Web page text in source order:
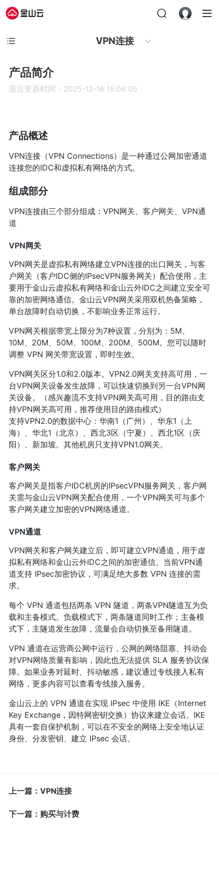
VPN连接
产品简介
最近更新时间：2025-12-16 15:06:05
产品概述
VPN连接（VPN Connections）是一种通过公网加密通道
连接您的IDC和虚拟私有网络的方式。
组成部分
VPN连接由三个部分组成：VPN网关、客户网关、VPN通
道
VPN网关
VPN网关是虚拟私有网络建立VPN连接的出口网关，与客
户网关（客户IDC侧的IPsecVPN服务网关）配合使用，主
要用于金山云虚拟私有网络和金山云外IDC之间建立安全可
靠的加密网络通信。金山云VPN网关采用双机热备策略，
单台故障时自动切换，不影响业务正常运行。
VPN网关根据带宽上限分为7种设置，分别为：5M、
10M、20M、50M、100M、200M、500M。您可以随时
调整 VPN 网关带宽设置，即时生效。
VPN网关区分1.0和2.0版本。VPN2.0网关支持高可用，一
台VPN网关设备发生故障，可以快速切换到另一台VPN网
关设备。（感兴趣流不支持VPN网关高可用，目的路由支
持VPN网关高可用，推荐使用目的路由模式）
支持VPN2.0的数据中心：华南1（广州）、华东1（上
海）、华北1（北京）、西北3区（宁夏）、西北1区（庆
阳）、新加坡。其他机房只支持VPN1.0网关。
客户网关
客户网关是指客户IDC机房的IPsecVPN服务网关，客户网
关需与金山云VPN网关配合使用，一个VPN网关可与多个
客户网关建立加密的VPN网络通道。
VPN通道
VPN网关和客户网关建立后，即可建立VPN通道，用于虚
拟私有网络和金山云外IDC之间的加密通信。当前VPN通
道支持 IPsec加密协议，可满足绝大多数 VPN 连接的需
求。
每个 VPN 通道包括两条 VPN 隧道，两条VPN隧道互为负
载和主备模式。负载模式下，两条隧道同时工作；主备模
式下，主隧道发生故障，流量会自动切换至备用隧道。
VPN 通道在运营商公网中运行，公网的网络阻塞、抖动会
对VPN网络质量有影响，因此也无法提供 SLA 服务协议保
障。如果业务对延时、抖动敏感，建议通过专线接入私有
网络，更多内容可以查看专线接入服务。
金山云上的 VPN 通道在实现 IPsec 中使用 IKE（Internet
Key Exchange，因特网密钥交换）协议来建立会话。IKE
具有一套自保护机制，可以在不安全的网络上安全地认证
身份、分发密钥、建立 IPsec 会话。
上一篇：VPN连接
下一篇：购买与计费